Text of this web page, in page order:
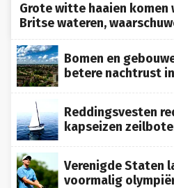
Grote witte haaien komen
Britse wateren,
Bomen en
betere nachtrust
Reddingsvesten
kapseizen
Verenigde Staten
voormalig